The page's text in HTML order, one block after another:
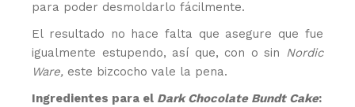
para poder desmoldarlo fácilmente.
El resultado no hace falta que asegure que fue
igualmente estupendo, así que, con o sin Nordic
Ware, este bizcocho vale la pena.
Ingredientes para el Dark Chocolate Bundt Cake: